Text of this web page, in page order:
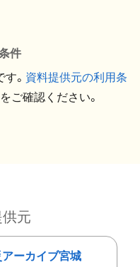
件
。 資料提供元の利用条
ご確認ください。
元
ーカイブ宮城